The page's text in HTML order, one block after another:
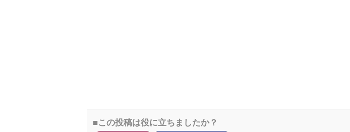
この投稿は役に立ちましたか？